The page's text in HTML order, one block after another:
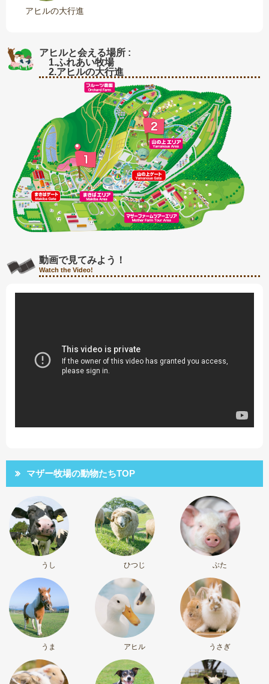
アヒルの大行進
アヒルと会える場所 :
1.ふれあい牧場
2.アヒルの大行進
動画で見てみよう！
Watch the Video!
マザー牧場の動物たちTOP
うし ひつじ ぶた
うま アヒル うさぎ